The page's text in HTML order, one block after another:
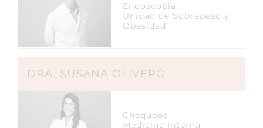
Endoscopia
Unidad de Sobrepeso y
Obesidad
DRA. SUSANA OLIVERÓ
Chequeos
Medicina Interna